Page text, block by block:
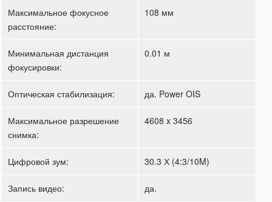
Максимальное фокусное
расстояние:
108 мм
Минимальная дистанция
фокусировки:
0.01 м
Оптическая стабилизация: да. Power OIS
Максимальное разрешение
снимка:
4608 x 3456
Цифровой зум: 30.3 Х (4:3/10M)
Запись видео: да.